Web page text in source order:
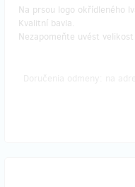
Na prsou logo okřídleného
Kvalitní bavla.
Nezapomeňte uvést